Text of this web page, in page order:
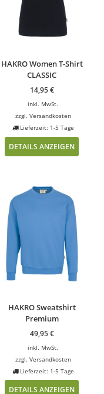
HAKRO Women T-Shirt
CLASSIC
14,95€
inkl. MwSt.
zzgl. Versandkosten
Lieferzeit: 1-5 Tage
DETAILS ANZEIGEN
HAKRO Sweatshirt
Premium
49,95€
inkl. MwSt.
zzgl. Versandkosten
Lieferzeit: 1-5 Tage
DETAILS ANZEIGEN